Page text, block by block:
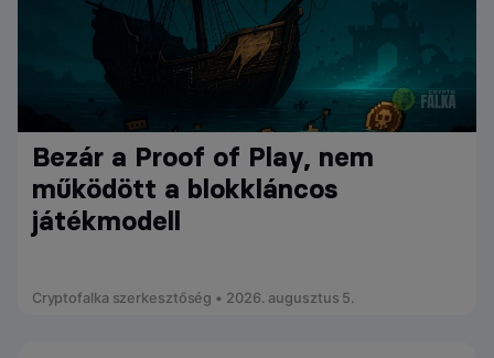
Bezár a Proof of Play, nem
működött a blokkláncos
játékmodell
Cryptofalka szerkesztőség • 2026. augusztus 5.